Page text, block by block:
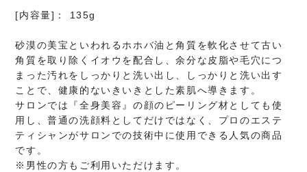
[内容量]： 135g
砂漠の美宝といわれるホホバ油と角質を軟化させて古い
角質を取り除くイオウを配合し、余分な皮脂や毛穴につ
まった汚れをしっかりと洗い出し、しっかりと洗い出す
ことで、健康的ないきいきとした素肌へ導きます。
サロンでは『全身美容』の顔のピーリング材としても使
用し、普通の洗顔料としてだけではなく、プロのエステ
ティシャンがサロンでの技術中に使用できる人気の商品
です。
※男性の方もご利用いただけます。